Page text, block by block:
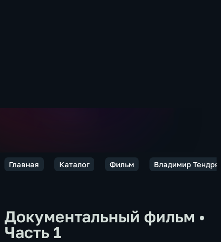
Главная Каталог Фильм Владимир
Документальный фильм •
Часть 1